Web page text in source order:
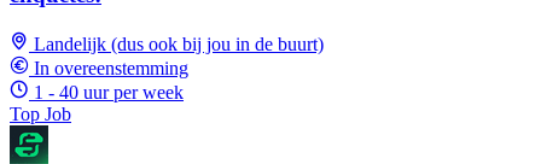
Landelijk (dus ook bij jou in de buurt)
In overeenstemming
1 - 40 uur per week
Top Job